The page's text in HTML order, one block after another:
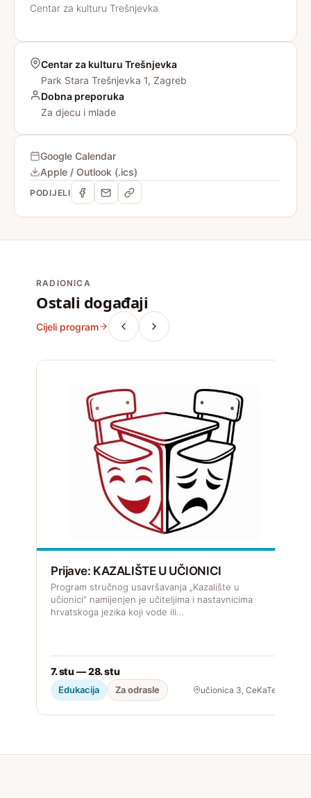
Centar za kulturu Trešnjevka
Centar za kulturu Trešnjevka
Park Stara Trešnjevka 1, Zagreb
Dobna preporuka
Za djecu i mlade
Google Calendar
Apple / Outlook (.ics)
PODIJELI
RADIONICA
Ostali događaji
Cijeli program
Prijave: KAZALIŠTE U UČIONICI
Program stručnog usavršavanja „Kazalište u
učionici” namijenjen je učiteljima i nastavnicima
hrvatskoga jezika koji vode ili…
7. stu — 28. stu
Edukacija Za odrasle učionica 3, CeKaTe